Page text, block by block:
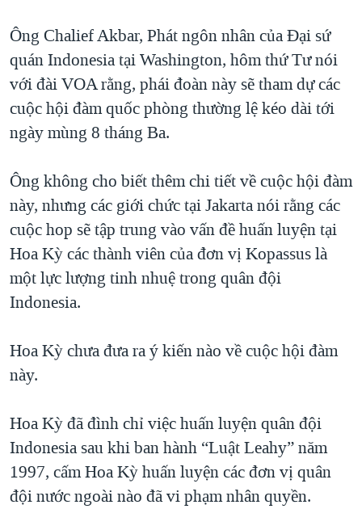
NGƯ DÂN VIỆT VÀ LÀN SÓNG TRỘM HẢI SÂM
BÊN KIA QUỐC LỘ: TIẾNG VỌNG TỪ NÔNG THÔN MỸ
QUAN HỆ VIỆT MỸ
Ông Chalief Akbar, Phát ngôn nhân của Ðại sứ
quán Indonesia tại Washington, hôm thứ Tư nói
với đài VOA rằng, phái đoàn này sẽ tham dự các
cuộc hội đàm quốc phòng thường lệ kéo dài tới
ngày mùng 8 tháng Ba.
Ông không cho biết thêm chi tiết về cuộc hội đàm
này, nhưng các giới chức tại Jakarta nói rằng các
cuộc hop sẽ tập trung vào vấn đề huấn luyện tại
Hoa Kỳ các thành viên của đơn vị Kopassus là
một lực lượng tinh nhuệ trong quân đội
Indonesia.
Hoa Kỳ chưa đưa ra ý kiến nào về cuộc hội đàm
này.
Hoa Kỳ đã đình chỉ việc huấn luyện quân đội
Indonesia sau khi ban hành “Luật Leahy” năm
1997, cấm Hoa Kỳ huấn luyện các đơn vị quân
đội nước ngoài nào đã vi phạm nhân quyền.